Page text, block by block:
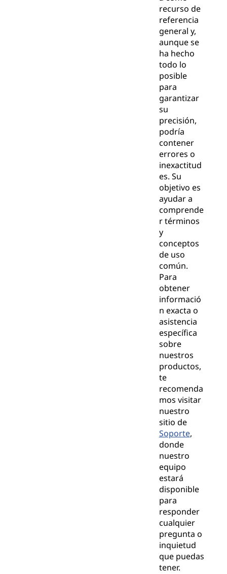
recurso de
referencia
general y,
aunque se
ha hecho
todo lo
posible
para
garantizar
su
precisión,
podría
contener
errores o
inexactitud
es. Su
objetivo es
ayudar a
comprende
r términos
y
conceptos
de uso
común.
Para
obtener
informació
n exacta o
asistencia
específica
sobre
nuestros
productos,
te
recomenda
mos visitar
nuestro
sitio de
Soporte,
donde
nuestro
equipo
estará
disponible
para
responder
cualquier
pregunta o
inquietud
que puedas
tener.